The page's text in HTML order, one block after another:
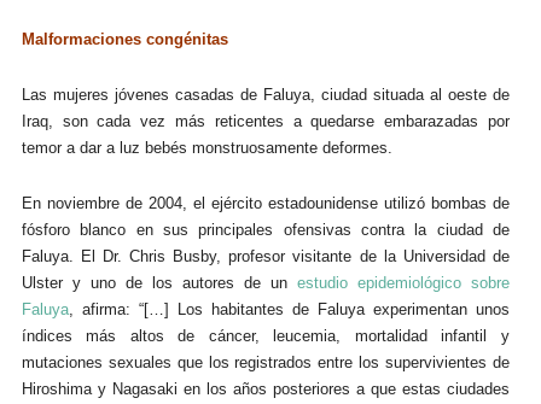
Malformaciones congénitas
Las mujeres jóvenes casadas de Faluya, ciudad situada al oeste de
Iraq, son cada vez más reticentes a quedarse embarazadas por
temor a dar a luz bebés monstruosamente deformes.
En noviembre de 2004, el ejército estadounidense utilizó bombas de
fósforo blanco en sus principales ofensivas contra la ciudad de
Faluya. El Dr. Chris Busby, profesor visitante de la Universidad de
Ulster y uno de los autores de un estudio epidemiológico sobre
Faluya, afirma: “[…] Los habitantes de Faluya experimentan unos
índices más altos de cáncer, leucemia, mortalidad infantil y
mutaciones sexuales que los registrados entre los supervivientes de
Hiroshima y Nagasaki en los años posteriores a que estas ciudades